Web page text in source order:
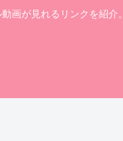
画が見れるリンクを紹介。